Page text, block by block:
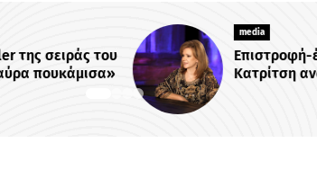
Επιστροφή-έκπληξη: Η Έλενα
Κατρίτση αναλαμβάνει νέα
εκπομπή - Σε αυτό το κανάλι θα